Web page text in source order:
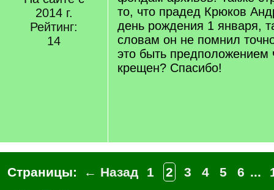
2014 г.
Рейтинг:
14
то, что прадед Крюков
день рождения 1 января,
словам он не помнил
это быть предположением
крещен? Спасибо!
Страницы: ← Назад 1 2 3 4 5 6 ...